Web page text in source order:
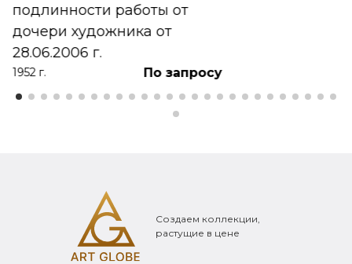
подлинности работы от
дочери художника от
28.06.2006 г.
1952 г. По запросу
Создаем коллекции,
растущие в цене